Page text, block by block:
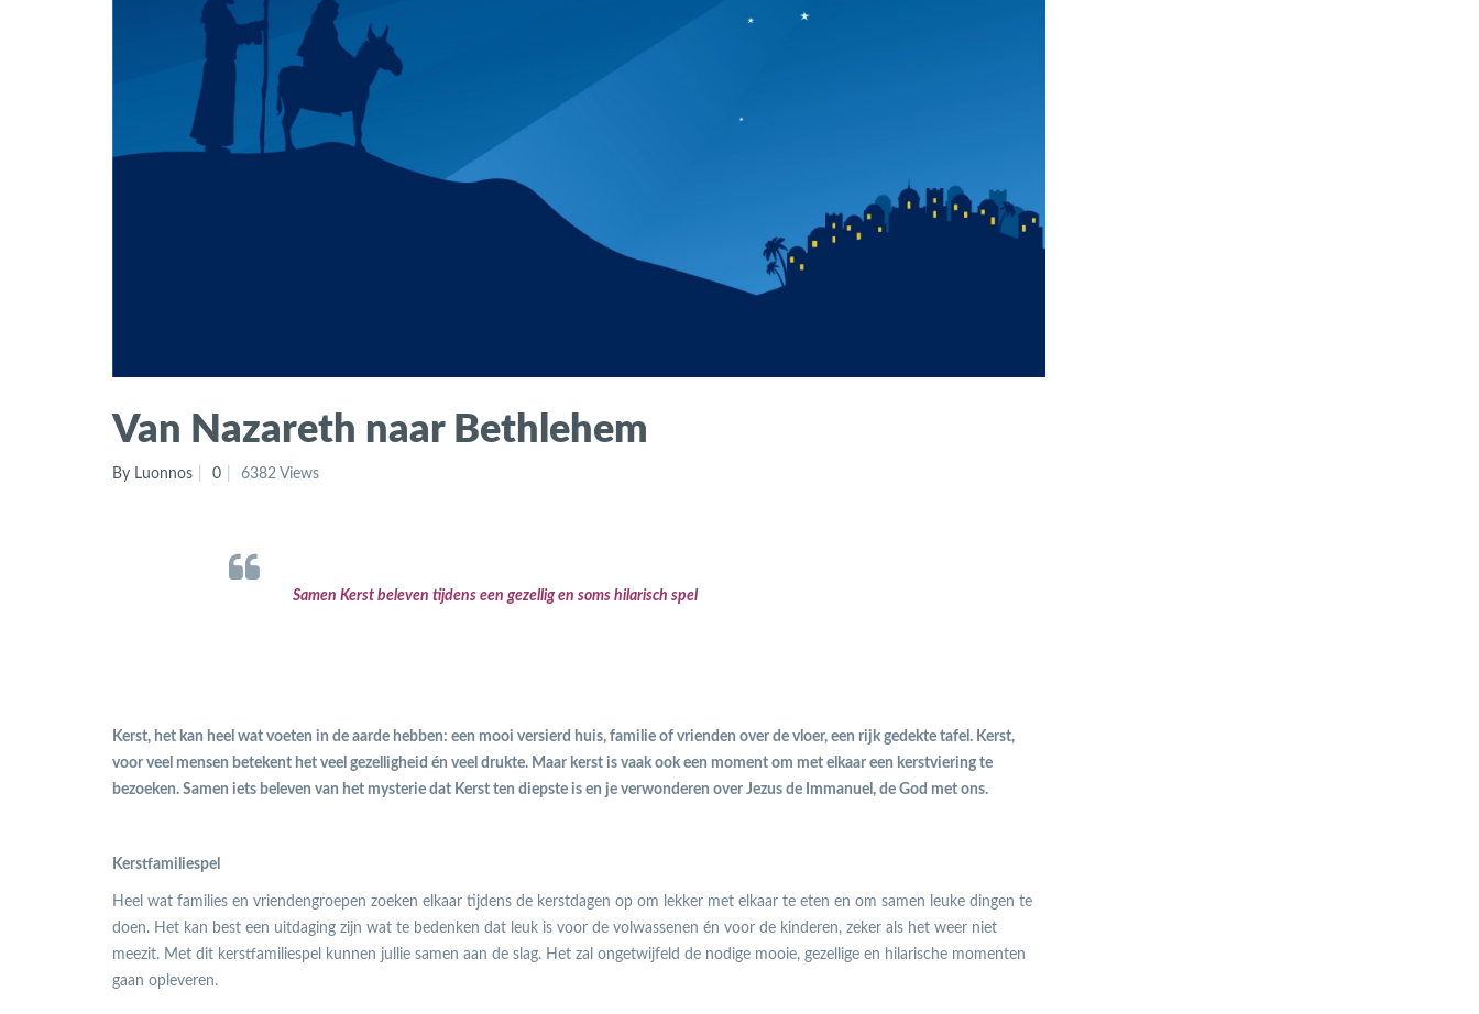
Van Nazareth naar Bethlehem
By Luonnos 0 6382 Views
Samen Kerst beleven tijdens een gezellig en soms hilarisch spel
Kerst, het kan heel wat voeten in de aarde hebben: een mooi versierd huis, familie of vrienden over de vloer, een rijk gedekte tafel. Kerst,
voor veel mensen betekent het veel gezelligheid én veel drukte. Maar kerst is vaak ook een moment om met elkaar een kerstviering te
bezoeken. Samen iets beleven van het mysterie dat Kerst ten diepste is en je verwonderen over Jezus de Immanuel, de God met ons.
Kerstfamiliespel
Heel wat families en vriendengroepen zoeken elkaar tijdens de kerstdagen op om lekker met elkaar te eten en om samen leuke dingen te
doen. Het kan best een uitdaging zijn wat te bedenken dat leuk is voor de volwassenen én voor de kinderen, zeker als het weer niet
meezit. Met dit kerstfamiliespel kunnen jullie samen aan de slag. Het zal ongetwijfeld de nodige mooie, gezellige en hilarische momenten
gaan opleveren.